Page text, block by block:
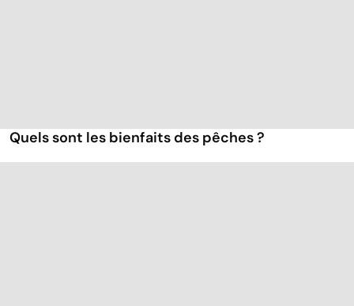
Quels sont les bienfaits des pêches ?